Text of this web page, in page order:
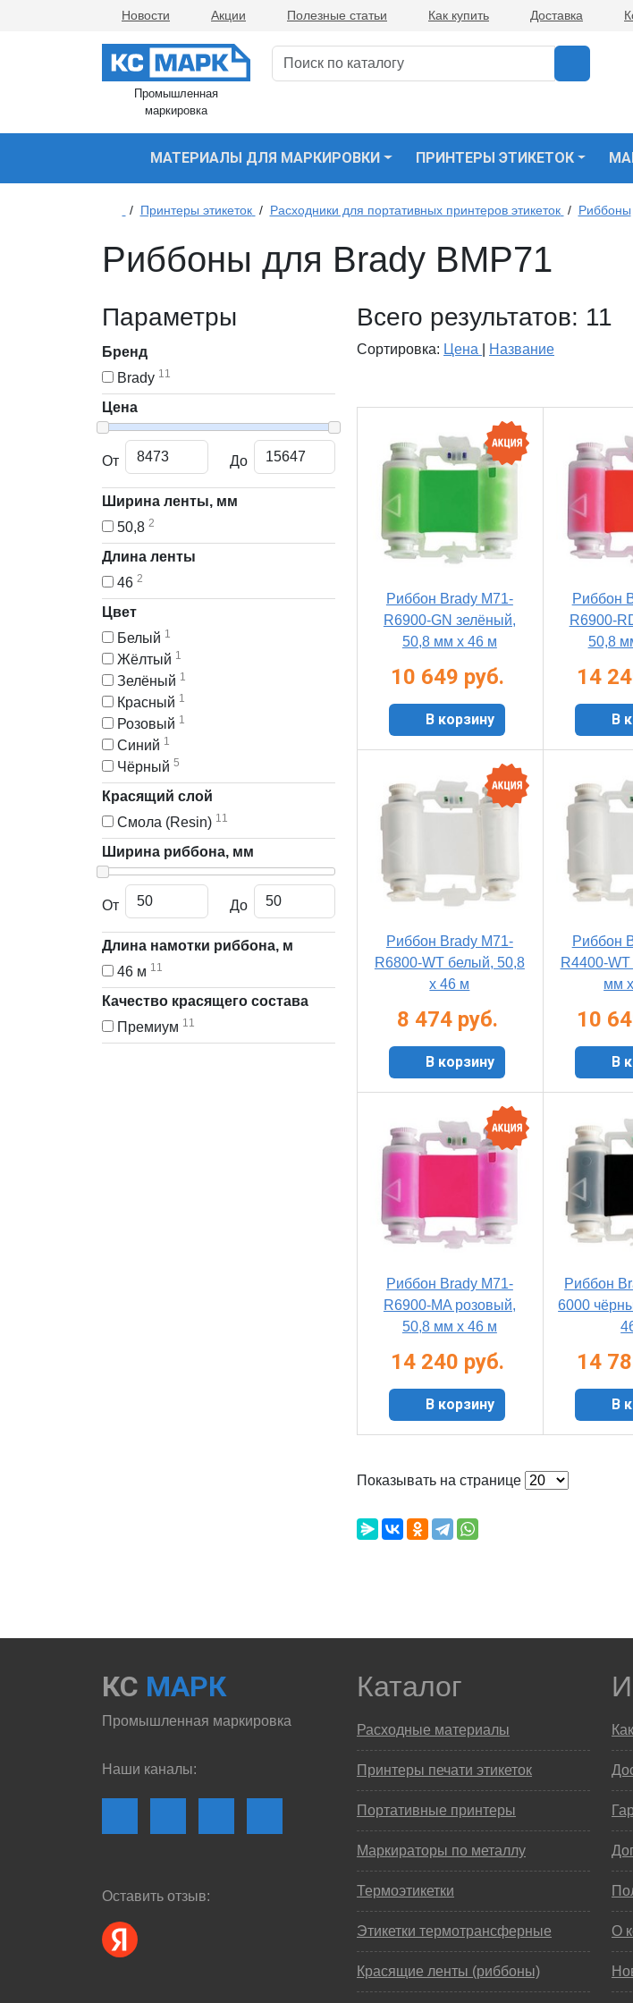
Новости Акции Полезные статьи Как купить Доставка
Промышленная
маркировка
МАТЕРИАЛЫ ДЛЯ МАРКИРОВКИ ПРИНТЕРЫ ЭТИКЕТОК
/ Принтеры этикеток / Расходники для портативных принтеров этикеток / Риббоны
Риббоны для Brady BMP71
Параметры
Бренд
Brady 11
Цена
От До
Ширина ленты, мм
50,8 2
Длина ленты
46 2
Цвет
Белый 1
Жёлтый 1
Зелёный 1
Красный 1
Розовый 1
Синий 1
Чёрный 5
Красящий слой
Смола (Resin) 11
Ширина риббона, мм
От До
Длина намотки риббона, м
46 м 11
Качество красящего состава
Премиум 11
Всего результатов: 11
Сортировка: Цена Название
Риббон Brady M71-
R6900-GN зелёный,
50,8 мм х 46 м
10 649 руб.
В корзину
Риббон
R6900-
50,8
14
В
Риббон Brady M71-
R6800-WT белый, 50,8
х 46 м
8 474 руб.
В корзину
Риббон
R4400-
мм
10
В
Риббон Brady M71-
R6900-MA розовый,
50,8 мм х 46 м
14 240 руб.
В корзину
Риббон
6000
14
В
Показывать на странице
КС МАРК
Промышленная маркировка
Наши каналы:
Оставить отзыв:
Каталог
Расходные материалы
Принтеры печати этикеток
Портативные принтеры
Маркираторы по металлу
Термоэтикетки
Этикетки термотрансферные
Красящие ленты (риббоны)
О